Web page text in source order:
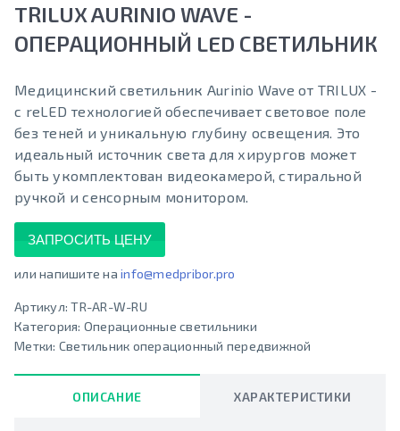
TRILUX AURINIO WAVE -
ОПЕРАЦИОННЫЙ LED СВЕТИЛЬНИК
Медицинский светильник Aurinio Wave от TRILUX -
c reLED технологией обеспечивает световое поле
без теней и уникальную глубину освещения. Это
идеальный источник света для хирургов может
быть укомплектован видеокамерой, стиральной
ручкой и сенсорным монитором.
ЗАПРОСИТЬ ЦЕНУ
или напишите на info@medpribor.pro
Артикул:TR-AR-W-RU
Категория: Операционные светильники
Метки: Светильник операционный передвижной
ОПИСАНИЕ ХАРАКТЕРИСТИКИ